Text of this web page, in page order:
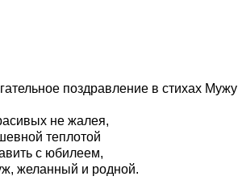
поздравление в стихах Мужу
не жалея,
теплотой
с юбилеем,
желанный и родной.